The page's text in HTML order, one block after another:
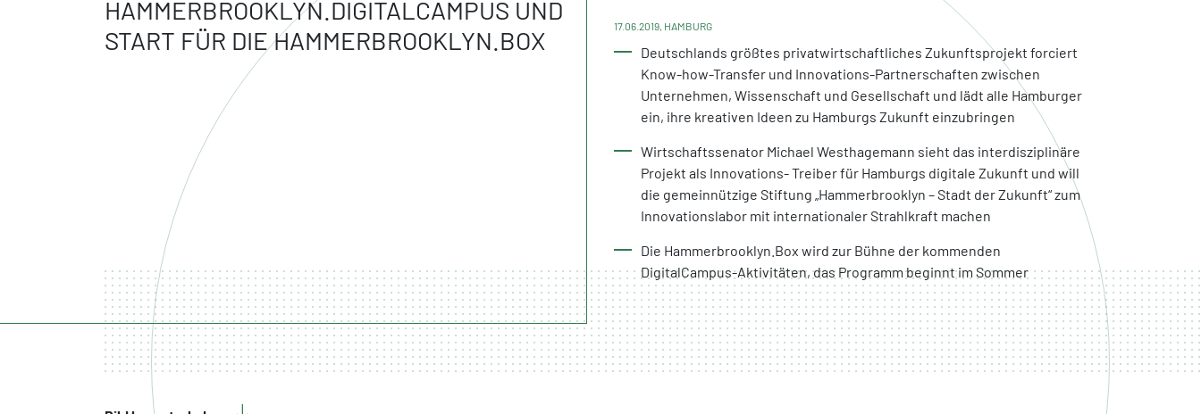
HAMMERBROOKLYN.DIGITALCAMPUS UND
START FÜR DIE HAMMERBROOKLYN.BOX
17.06.2019, HAMBURG
Deutschlands größtes privatwirtschaftliches Zukunftsprojekt forciert
Know-how-Transfer und Innovations-Partnerschaften zwischen
Unternehmen, Wissenschaft und Gesellschaft und lädt alle Hamburger
ein, ihre kreativen Ideen zu Hamburgs Zukunft einzubringen
Wirtschaftssenator Michael Westhagemann sieht das interdisziplinäre
Projekt als Innovations- Treiber für Hamburgs digitale Zukunft und will
die gemeinnützige Stiftung „Hammerbrooklyn – Stadt der Zukunft“ zum
Innovationslabor mit internationaler Strahlkraft machen
Die Hammerbrooklyn.Box wird zur Bühne der kommenden
DigitalCampus-Aktivitäten, das Programm beginnt im Sommer